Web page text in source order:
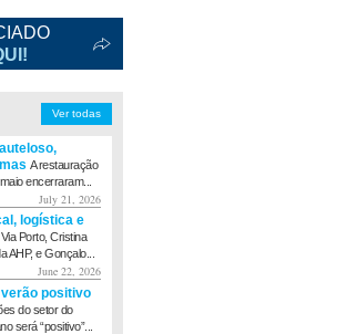
Ver todas
A restauração
encerraram...
July 21, 2026
logística e
Porto, Cristina
AHP, e Gonçalo...
June 22, 2026
positivo
do setor do
será “positivo”...